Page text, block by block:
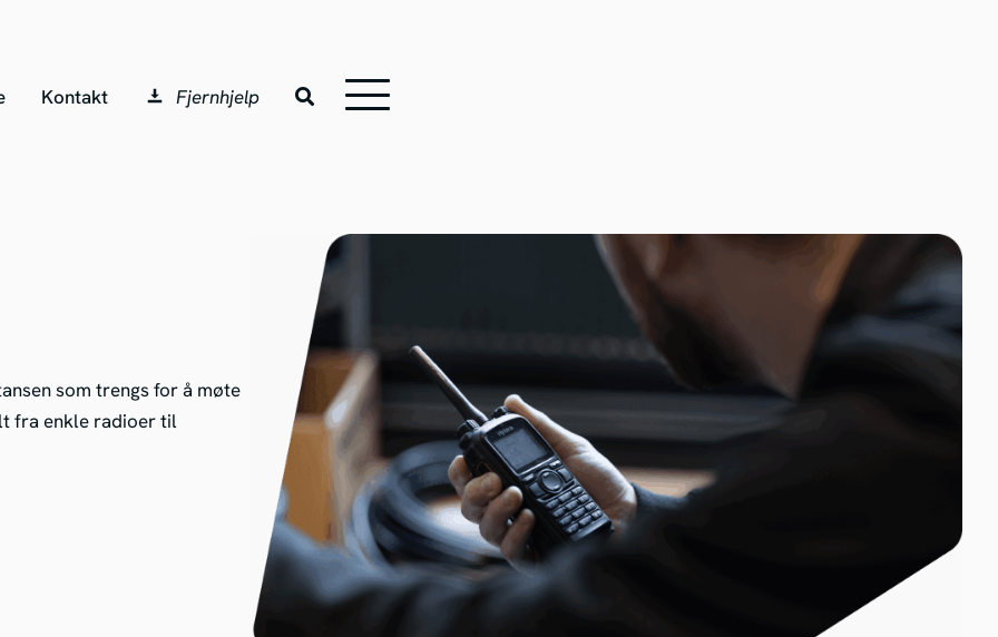
Kontakt Fjernhjelp
som trengs for å møte
fra enkle radioer til